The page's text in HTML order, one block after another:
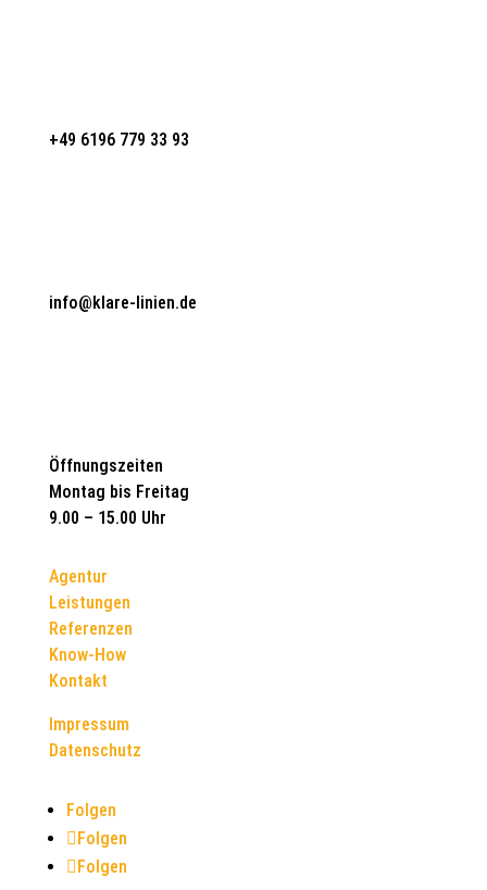
+49 6196 779 33 93
info@klare-linien.de
Öffnungszeiten
Montag bis Freitag
9.00 – 15.00 Uhr
Agentur
Leistungen
Referenzen
Know-How
Kontakt
Impressum
Datenschutz
Folgen
Folgen
Folgen